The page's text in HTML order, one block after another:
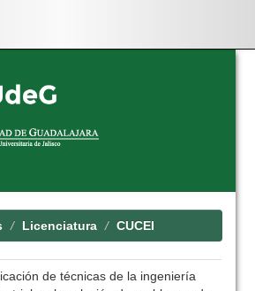
Licenciatura CUCEI
de técnicas de la ingeniería